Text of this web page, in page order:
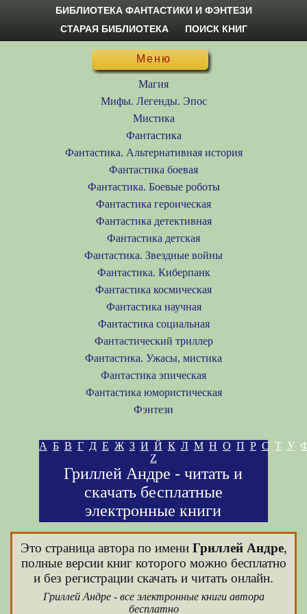
БИБЛИОТЕКА ФАНТАСТИКИ И ФЭНТЕЗИ
СТАРАЯ БИБЛИОТЕКА
ПОИСК КНИГ
Меню
Магия
Мифы. Легенды. Эпос
Мистика
Фантастика
Фантастика. Альтернативная история
Фантастика боевая
Фантастика. Боевые роботы
Фантастика героическая
Фантастика детективная
Фантастика детская
Фантастика. Звездные войны
Фантастика. Киберпанк
Фантастика космическая
Фантастика научная
Фантастика социальная
Фантастический триллер
Фантастика. Ужасы, мистика
Фантастика эпическая
Фантастика юмористическая
Фэнтези
А Б В Г Д Е Ж З И Й К Л М Н О П Р С Т У
Z
Гриллей Андре - читать и
скачать бесплатные
электронные книги
Это страница автора по имени Гриллей Андре,
полные версии книг которого можно бесплатно
и без регистрации скачать и читать онлайн.
Гриллей Андре - все электронные книги автора
бесплатно